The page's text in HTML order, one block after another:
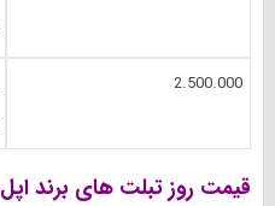
2.500.000
قیمت روز تبلت های برند اپل